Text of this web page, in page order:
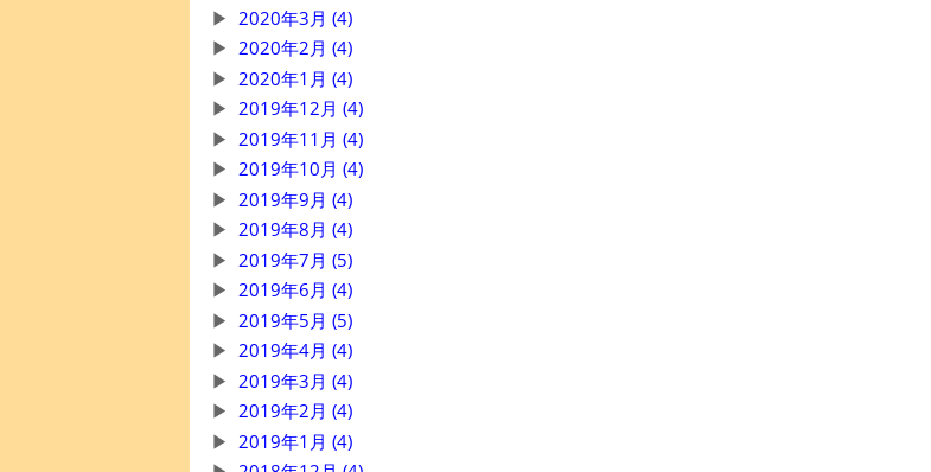
2020年3月 (4)
2020年2月 (4)
2020年1月 (4)
2019年12月 (4)
2019年11月 (4)
2019年10月 (4)
2019年9月 (4)
2019年8月 (4)
2019年7月 (5)
2019年6月 (4)
2019年5月 (5)
2019年4月 (4)
2019年3月 (4)
2019年2月 (4)
2019年1月 (4)